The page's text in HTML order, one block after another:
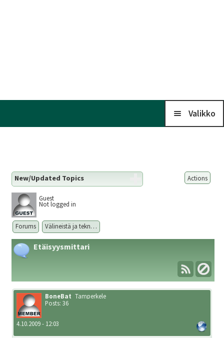
Valikko
Kalenteri
Liitto
Metsästys
Materiaali
Forum
Actions
New/Updated Topics
Guest
Not logged in
Forums Välineistä ja tekn…
Etäisyysmittari
BoneBat Tamperkele
Posts: 36
4.10.2009 - 12:03